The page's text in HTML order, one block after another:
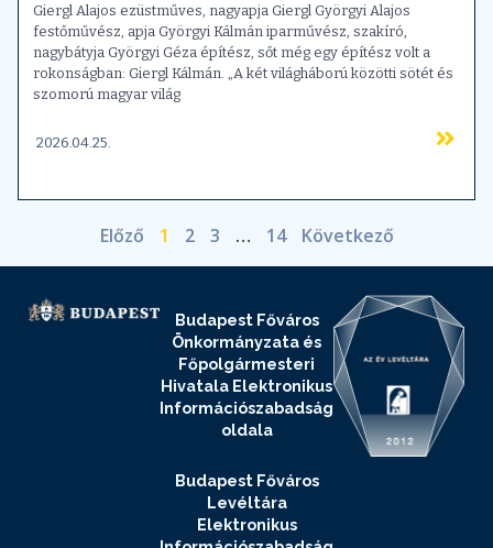
Giergl Alajos ezüstműves, nagyapja Giergl Györgyi Alajos
festőművész, apja Györgyi Kálmán iparművész, szakíró,
nagybátyja Györgyi Géza építész, sőt még egy építész volt a
rokonságban: Giergl Kálmán. „A két világháború közötti sötét és
szomorú magyar világ
2026.04.25.
Előző 1 2 3 … 14 Következő
Budapest Főváros
Önkormányzata és
Főpolgármesteri
Hivatala Elektronikus
Információszabadság
oldala
Budapest Főváros
Levéltára
Elektronikus